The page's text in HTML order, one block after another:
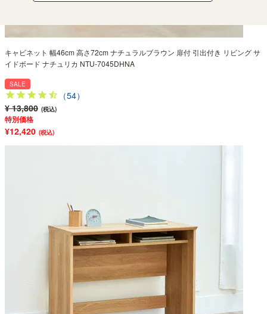
キャビネット 幅46cm 高さ72cm ナチュラルブラウン 扉付 引出付き リビング サ
イドボード ナチュリカ NTU-7045DHNA
SALE
（54）
¥ 13,800 (税込)
特別価格
¥12,420 (税込)